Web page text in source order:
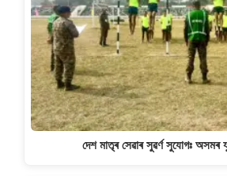
দেশ মাতৃৰ সেৱাৰ সুৱৰ্ণ সুযোগঃ অসমৰ